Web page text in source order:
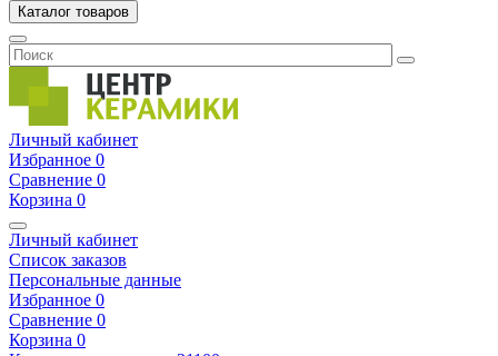
Каталог товаров
Личный кабинет
Избранное 0
Сравнение 0
Корзина 0
Личный кабинет
Список заказов
Персональные данные
Избранное 0
Сравнение 0
Корзина 0